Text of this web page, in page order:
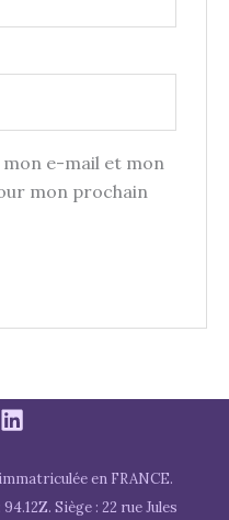
e-mail et mon
mon prochain
en FRANCE.
Siège : 22 rue Jules